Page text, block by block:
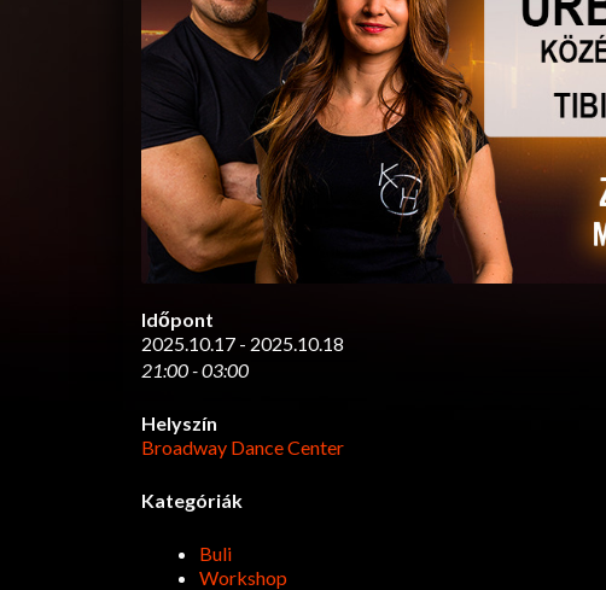
Időpont
2025.10.17 - 2025.10.18
21:00 - 03:00
Helyszín
Broadway Dance Center
Kategóriák
Buli
Workshop